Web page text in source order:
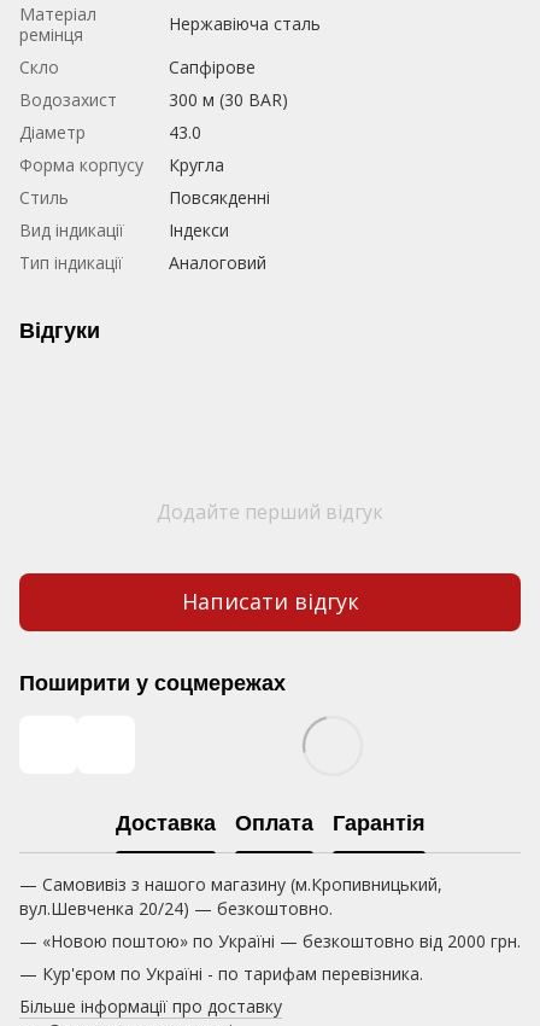
Матеріал
ремінця
Нержавіюча сталь
Скло
Сапфірове
Водозахист
300 м (30 BAR)
Діаметр
43.0
Форма корпусу
Кругла
Стиль
Повсякденні
Вид індикації
Індекси
Тип індикації
Аналоговий
Відгуки
Додайте перший відгук
Написати відгук
Поширити у соцмережах
Доставка Оплата Гарантія
— Самовивіз з нашого магазину (м.Кропивницький,
вул.Шевченка 20/24) — безкоштовно.
— «Новою поштою» по Україні — безкоштовно від 2000 грн.
— Кур'єром по Україні - по тарифам перевізника.
Більше інформації про доставку